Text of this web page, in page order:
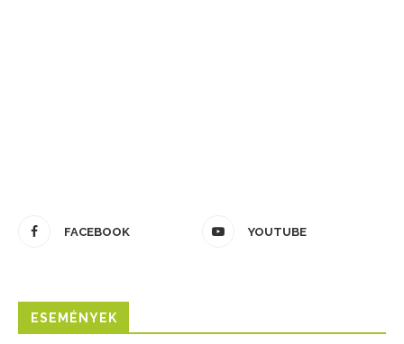
FACEBOOK YOUTUBE
ESEMÉNYEK